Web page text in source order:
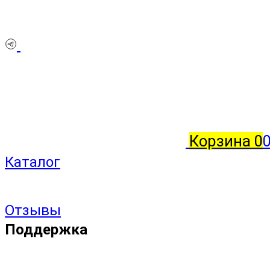
Корзина 0
Каталог
Отзывы
Поддержка